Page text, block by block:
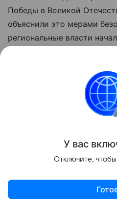
Победы в Великой
объяснили это мерами
региональные власти
Как правило, меры
интернет. В отдельных
голосовой связи. В
не раскрываются.
У вас
Отключите,